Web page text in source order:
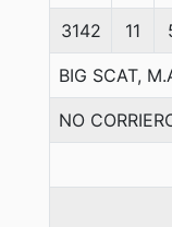
3142 11
BIG SCAT,
NO